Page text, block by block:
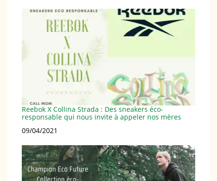
Reebok X Collina Strada : Des sneakers éco-
responsable qui nous invite à appeler nos mères
Date
09/04/2021